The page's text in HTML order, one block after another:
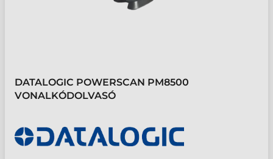
DATALOGIC POWERSCAN PM8500
VONALKÓDOLVASÓ